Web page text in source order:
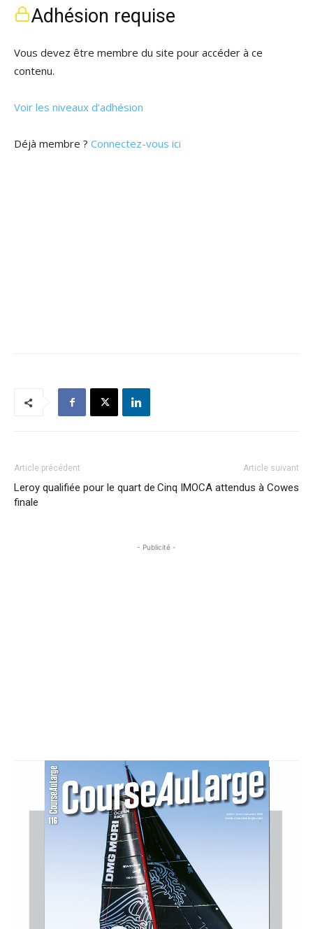
Adhésion requise
Vous devez être membre du site pour accéder à ce
contenu.
Voir les niveaux d’adhésion
Déjà membre ? Connectez-vous ici
Article précédent
Leroy qualifiée pour le quart de
finale
Article suivant
Cinq IMOCA attendus à Cowes
- Publicité -